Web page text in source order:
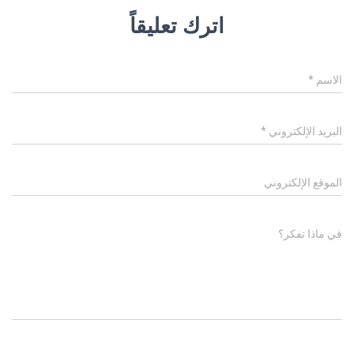
اترك تعليقاً
الاسم *
البريد الإلكتروني *
الموقع الإلكتروني
في ماذا تفكر؟